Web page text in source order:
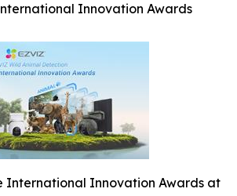
Innovation Awards
International Innovation Awards at